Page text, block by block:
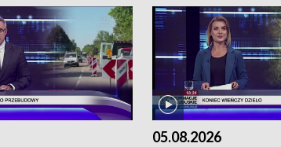
05.08.2026